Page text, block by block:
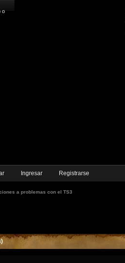
o
Ingresar Registrarse
a problemas con el TS3